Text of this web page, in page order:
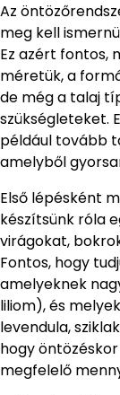
Az
meg kell
Ez azért fontos,
méretük, a
de még a talaj
szükségleteket.
például tovább
amelyből
Első lépésként
készítsünk róla
virágokat,
Fontos, hogy
amelyeknek
liliom), és
levendula,
hogy
megfelelő